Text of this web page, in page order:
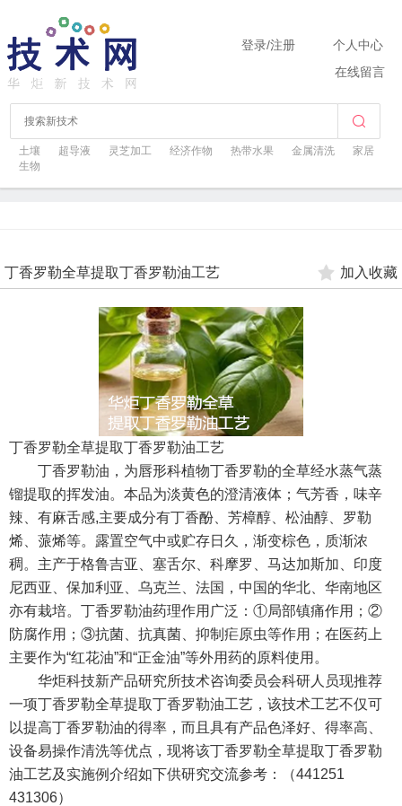
土壤 超导液 灵芝加工 经济作物 热带水果 金属清洗
家居
生物
登录/注册
个人中心
在线留言
丁香罗勒全草提取丁香罗勒油工艺 加入收藏
丁香罗勒全草提取丁香罗勒油工艺
丁香罗勒油，为唇形科植物丁香罗勒的全草经水蒸气蒸
镏提取的挥发油。本品为淡黄色的澄清液体；气芳香，味辛
辣、有麻舌感,主要成分有丁香酚、芳樟醇、松油醇、罗勒
烯、蒎烯等。露置空气中或贮存日久，渐变棕色，质渐浓
稠。主产于格鲁吉亚、塞舌尔、科摩罗、马达加斯加、印度
尼西亚、保加利亚、乌克兰、法国，中国的华北、华南地区
亦有栽培。丁香罗勒油药理作用广泛：①局部镇痛作用；②
防腐作用；③抗菌、抗真菌、抑制疟原虫等作用；在医药上
主要作为“红花油”和“正金油”等外用药的原料使用。
华炬科技新产品研究所技术咨询委员会科研人员现推荐
一项丁香罗勒全草提取丁香罗勒油工艺，该技术工艺不仅可
以提高丁香罗勒油的得率，而且具有产品色泽好、得率高、
设备易操作清洗等优点，现将该丁香罗勒全草提取丁香罗勒
油工艺及实施例介绍如下供研究交流参考：（441251
431306）